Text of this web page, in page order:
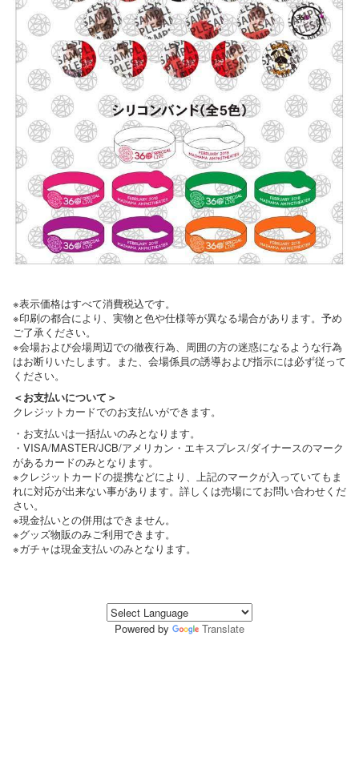
※表示価格はすべて消費税込です。
※印刷の都合により、実物と色や仕様等が異なる場合があります。予め
ご了承ください。
※会場および会場周辺での徹夜行為、周囲の方の迷惑になるような行為
はお断りいたします。また、会場係員の誘導および指示には必ず従って
ください。
＜お支払いについて＞
クレジットカードでのお支払いができます。
・お支払いは一括払いのみとなります。
・VISA/MASTER/JCB/アメリカン・エキスプレス/ダイナースのマーク
があるカードのみとなります。
※クレジットカードの提携などにより、上記のマークが入っていてもま
れに対応が出来ない事があります。詳しくは売場にてお問い合わせくだ
さい。
※現金払いとの併用はできません。
※グッズ物販のみご利用できます。
※ガチャは現金支払いのみとなります。
Powered by Translate